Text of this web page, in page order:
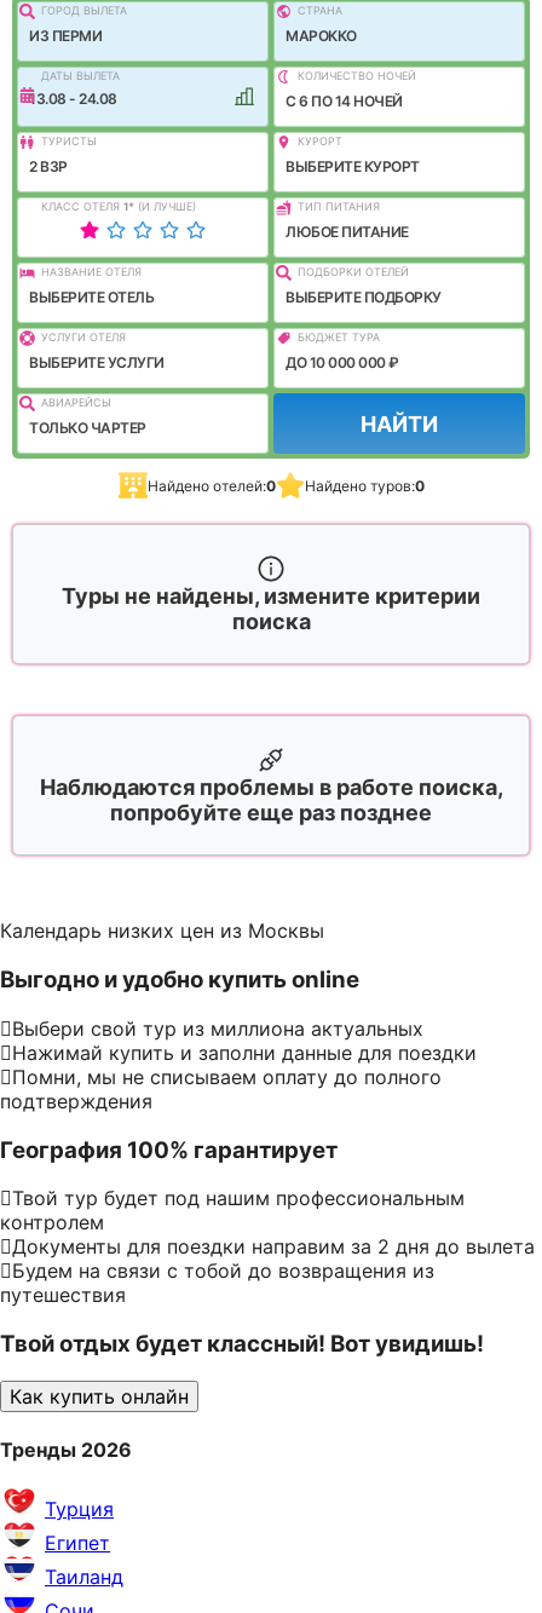
ГОРОД ВЫЛEТА
ИЗ ПЕРМИ
СТРАНА
МАРОККО
ДАТЫ ВЫЛЕТА
13.08 - 24.08
КОЛИЧЕСТВО НОЧЕЙ
C 6 ПО 14 НОЧЕЙ
ТУРИСТЫ
2 ВЗР
КУРОРТ
ВЫБЕРИТЕ КУРОРТ
КЛАСС ОТЕЛЯ 1* (И ЛУЧШЕ) ТИП ПИТАНИЯ
ЛЮБОЕ ПИТАНИЕ
НАЗВАНИЕ ОТЕЛЯ
ВЫБЕРИТЕ ОТЕЛЬ
ПОДБОРКИ ОТЕЛЕЙ
ВЫБЕРИТЕ ПОДБОРКУ
УСЛУГИ ОТЕЛЯ
ВЫБЕРИТЕ УСЛУГИ
БЮДЖЕТ ТУРА
ДО 10 000 000 ₽
АВИАРЕЙСЫ
ТОЛЬКО ЧАРТЕР НАЙТИ
Найдено отелей:0 Найдено туров:0
Туры не найдены, измените критерии
поиска
Наблюдаются проблемы в работе поиска,
попробуйте еще раз позднее
Календарь низких цен из Москвы
Выгодно и удобно купить online
Выбери свой тур из миллиона актуальных
Нажимай купить и заполни данные для поездки
Помни, мы не списываем оплату до полного
подтверждения
География 100% гарантирует
Твой тур будет под нашим профессиональным
контролем
Документы для поездки направим за 2 дня до вылета
Будем на связи с тобой до возвращения из
путешествия
Твой отдых будет классный! Вот увидишь!
Как купить онлайн
Тренды 2026
Турция
Египет
Таиланд